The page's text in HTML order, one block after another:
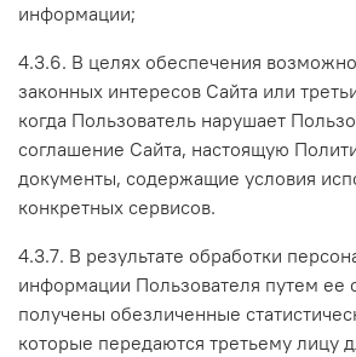
информации;
4.3.6. В целях обеспечения
законных интересов Сайта или
когда Пользователь нарушает
соглашение Сайта, настоящую
документы, содержащие условия
конкретных сервисов.
4.3.7. В результате обработки
информации Пользователя путем ее
получены обезличенные
которые передаются третьему лицу